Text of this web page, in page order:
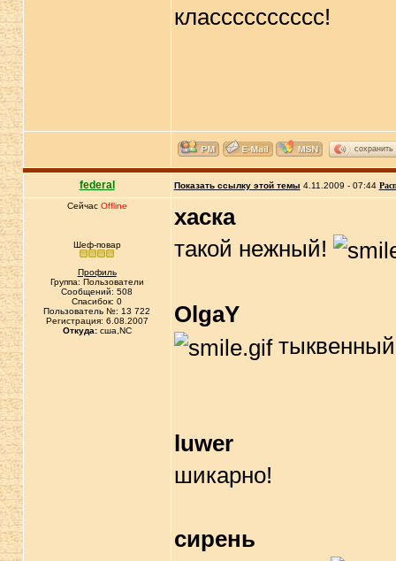
класссссссссс!
сохранить
federal Показать ссылку этой темы 4.11.2009 - 07:44
Сейчас Offline
Шеф-повар
Профиль
Группа: Пользователи
Сообщений: 508
Спасибок: 0
Пользователь №: 13 722
Регистрация: 6.08.2007
Откуда:сша,NC
хаска
такой нежный!
OlgaY
luwer
шикарно!
сирень